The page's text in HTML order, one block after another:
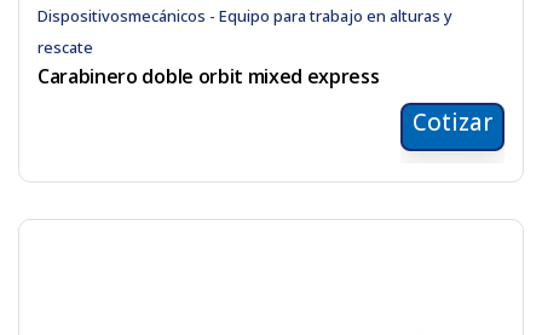
Dispositivosmecánicos - Equipo para trabajo en alturas y
rescate
Carabinero doble orbit mixed express
Cotizar